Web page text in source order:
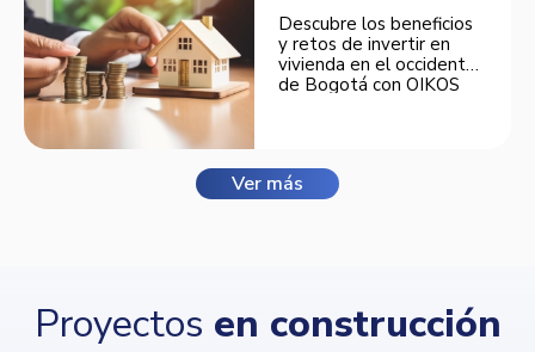
Descubre los beneficios
y retos de invertir en
vivienda en el occidente
de Bogotá con OIKOS
Ver más
Proyectos en construcción